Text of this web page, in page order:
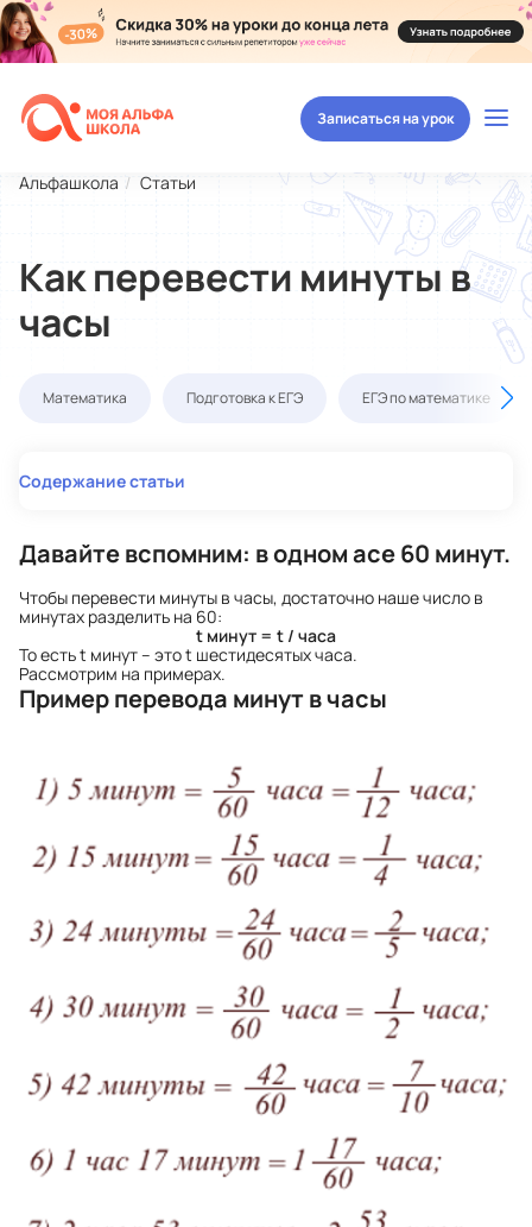
Записаться на урок
Альфашкола Статьи
Как перевести минуты в
часы
Математика Подготовка к ЕГЭ ЕГЭ по математике
Содержание статьи
Давайте вспомним: в одном асе 60 минут.
Чтобы перевести минуты в часы, достаточно наше число в
минутах разделить на 60:
t минут = t / часа
То есть t минут – это t шестидесятых часа.
Рассмотрим на примерах.
Пример перевода минут в часы